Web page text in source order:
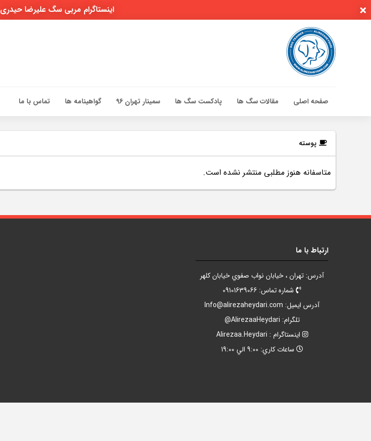
اینستاگرام مربی سگ علیرضا حیدری
صفحه اصلی مقالات سگ ها پادکست سگ ها سمینار تهران 96 گواهینامه ها تماس با ما
مقالات سگ ها
سمینار تهران 96
تماس با ما
پوسته
متاسفانه هنوز مطلبی منتشر نشده است.
ارتباط با ما
آدرس: تهران ، خيابان نواب صفوي خيابان کلهر
شماره تماس: 09101639066
آدرس ايميل: Info@alirezaheydari.com
تلگرام: AlirezaaHeydari@
اينستاگرام : Alirezaa.Heydari
ساعات کاري: 9:00 الي 19:00